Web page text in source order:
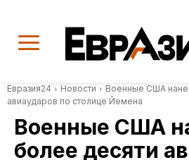
Евразия24 Новости
Военные США
авиаударов по столице Йемена
Военные США
более десяти